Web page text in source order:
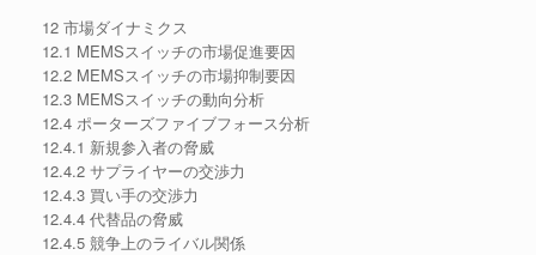
12 市場ダイナミクス
12.1 MEMSスイッチの市場促進要因
12.2 MEMSスイッチの市場抑制要因
12.3 MEMSスイッチの動向分析
12.4 ポーターズファイブフォース分析
12.4.1 新規参入者の脅威
12.4.2 サプライヤーの交渉力
12.4.3 買い手の交渉力
12.4.4 代替品の脅威
12.4.5 競争上のライバル関係